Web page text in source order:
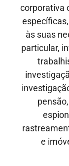
corporativa
às suas
particular,
e